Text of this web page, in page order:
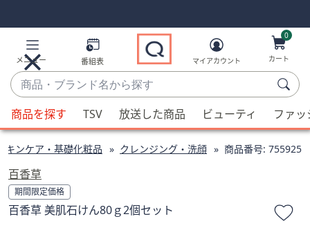
Links
Links2
メニュー 番組表
商
品・
ブ
ラ
ン
名
か
ら
候
補
利
用
可
能
マイアカウント
0
カート
商品を探す TSV 放送した商品 ビューティ ファ
キンケア・基礎化粧品 クレンジング・洗顔 商品番号: 755925
百香草
期間限定価格
百香草 美肌石けん80ｇ2個セット